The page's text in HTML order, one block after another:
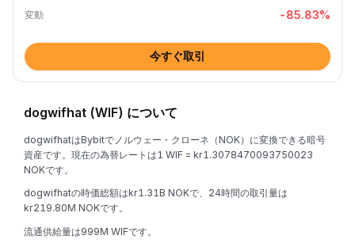
変動 -85.83%
今すぐ取引
dogwifhat (WIF) について
dogwifhatはBybitでノルウェー・クローネ（NOK）に変換できる暗号
資産です。現在の為替レートは1 WIF = kr1.3078470093750023
NOKです。
dogwifhatの時価総額はkr1.31B NOKで、24時間の取引量は
kr219.80M NOKです。
流通供給量は999M WIFです。